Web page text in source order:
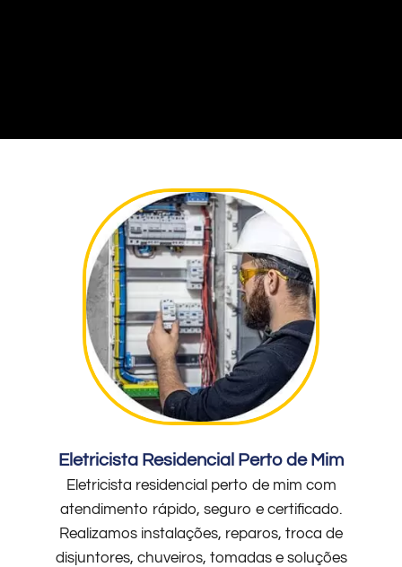
Eletricista Residencial Perto de Mim
Eletricista residencial perto de mim com
atendimento rápido, seguro e certificado.
Realizamos instalações, reparos, troca de
disjuntores, chuveiros, tomadas e soluções